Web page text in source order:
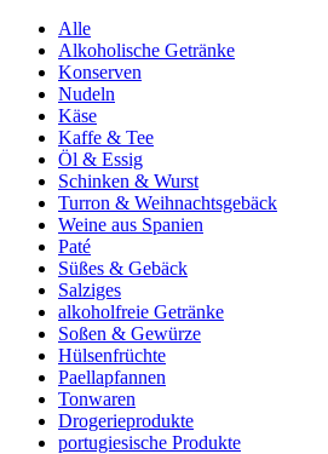
Alle
Alkoholische Getränke
Konserven
Nudeln
Käse
Kaffe & Tee
Öl & Essig
Schinken & Wurst
Turron & Weihnachtsgebäck
Weine aus Spanien
Paté
Süßes & Gebäck
Salziges
alkoholfreie Getränke
Soßen & Gewürze
Hülsenfrüchte
Paellapfannen
Tonwaren
Drogerieprodukte
portugiesische Produkte